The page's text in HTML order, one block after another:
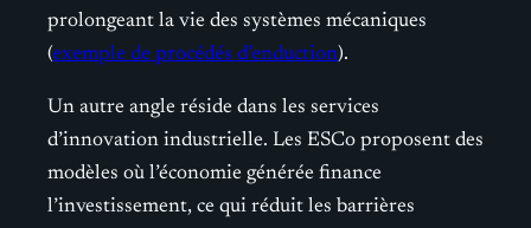
prolongeant la vie des systèmes mécaniques
(exemple de procédés d’enduction).
Un autre angle réside dans les services
d’innovation industrielle. Les ESCo proposent des
modèles où l’économie générée finance
l’investissement, ce qui réduit les barrières